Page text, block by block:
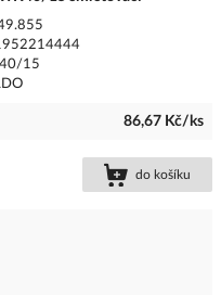
15
86,67 Kč/ks
do košíku